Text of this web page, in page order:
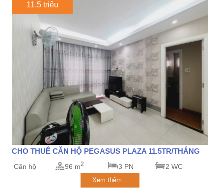
11.5 triệu
CHO THUÊ CĂN HỘ PEGASUS PLAZA 11.5TR/THÁNG
Căn hộ 96 m2 3 PN 2 WC
Xem thêm...